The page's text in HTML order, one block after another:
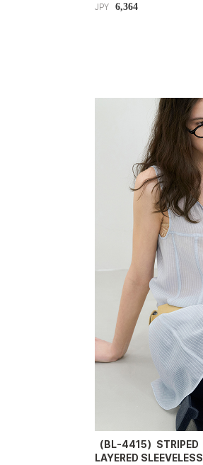
JPY 6,364
（BL-4415）STRIPED
LAYERED SLEEVELESS